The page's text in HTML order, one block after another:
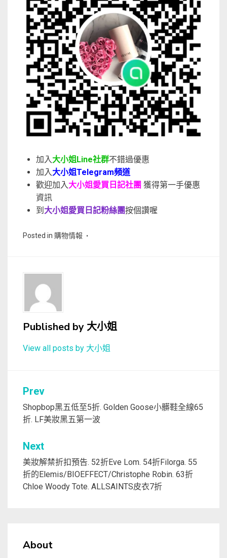
加入大小姐Line社群不錯過優惠
加入大小姐Telegram頻道
歡迎加入大小姐愛買日記社團 獲得第一手優惠
資訊
到 大小姐愛買日記粉絲團按個讚喔
Posted in 購物情報
Published by大小姐
View all posts by 大小姐
文
章
導
覽
Prev
Shopbop黑五低至5折. Golden Goose小髒鞋全線65
折. LF美妝黑五第一波
Next
美妝解禁折扣預告. 52折Eve Lom. 54折Filorga. 55
折的Elemis/BIOEFFECT/Christophe Robin. 63折
Chloe Woody Tote. ALLSAINTS皮衣7折
About